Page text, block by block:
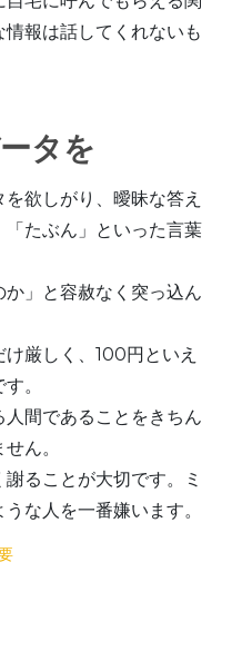
報は話してくれないも
タを
欲しがり、曖昧な答え
たぶん」といった言葉
か」と容赦なく突っ込ん
厳しく、100円といえ
。
間であることをきちん
ん。
ることが大切です。ミ
な人を一番嫌います。